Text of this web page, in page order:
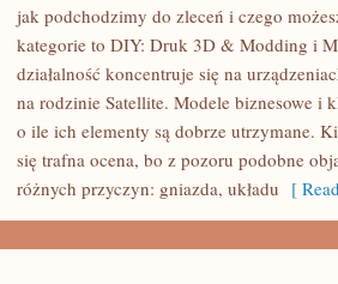
CHMURZE
STREAMING
jak podchodzimy do zleceń i czego
kategorie to DIY: Druk 3D & Modding i
działalność koncentruje się na
na rodzinie Satellite. Modele biznesowe i
o ile ich elementy są dobrze utrzymane.
się trafna ocena, bo z pozoru podobne
różnych przyczyn: gniazda, układu [